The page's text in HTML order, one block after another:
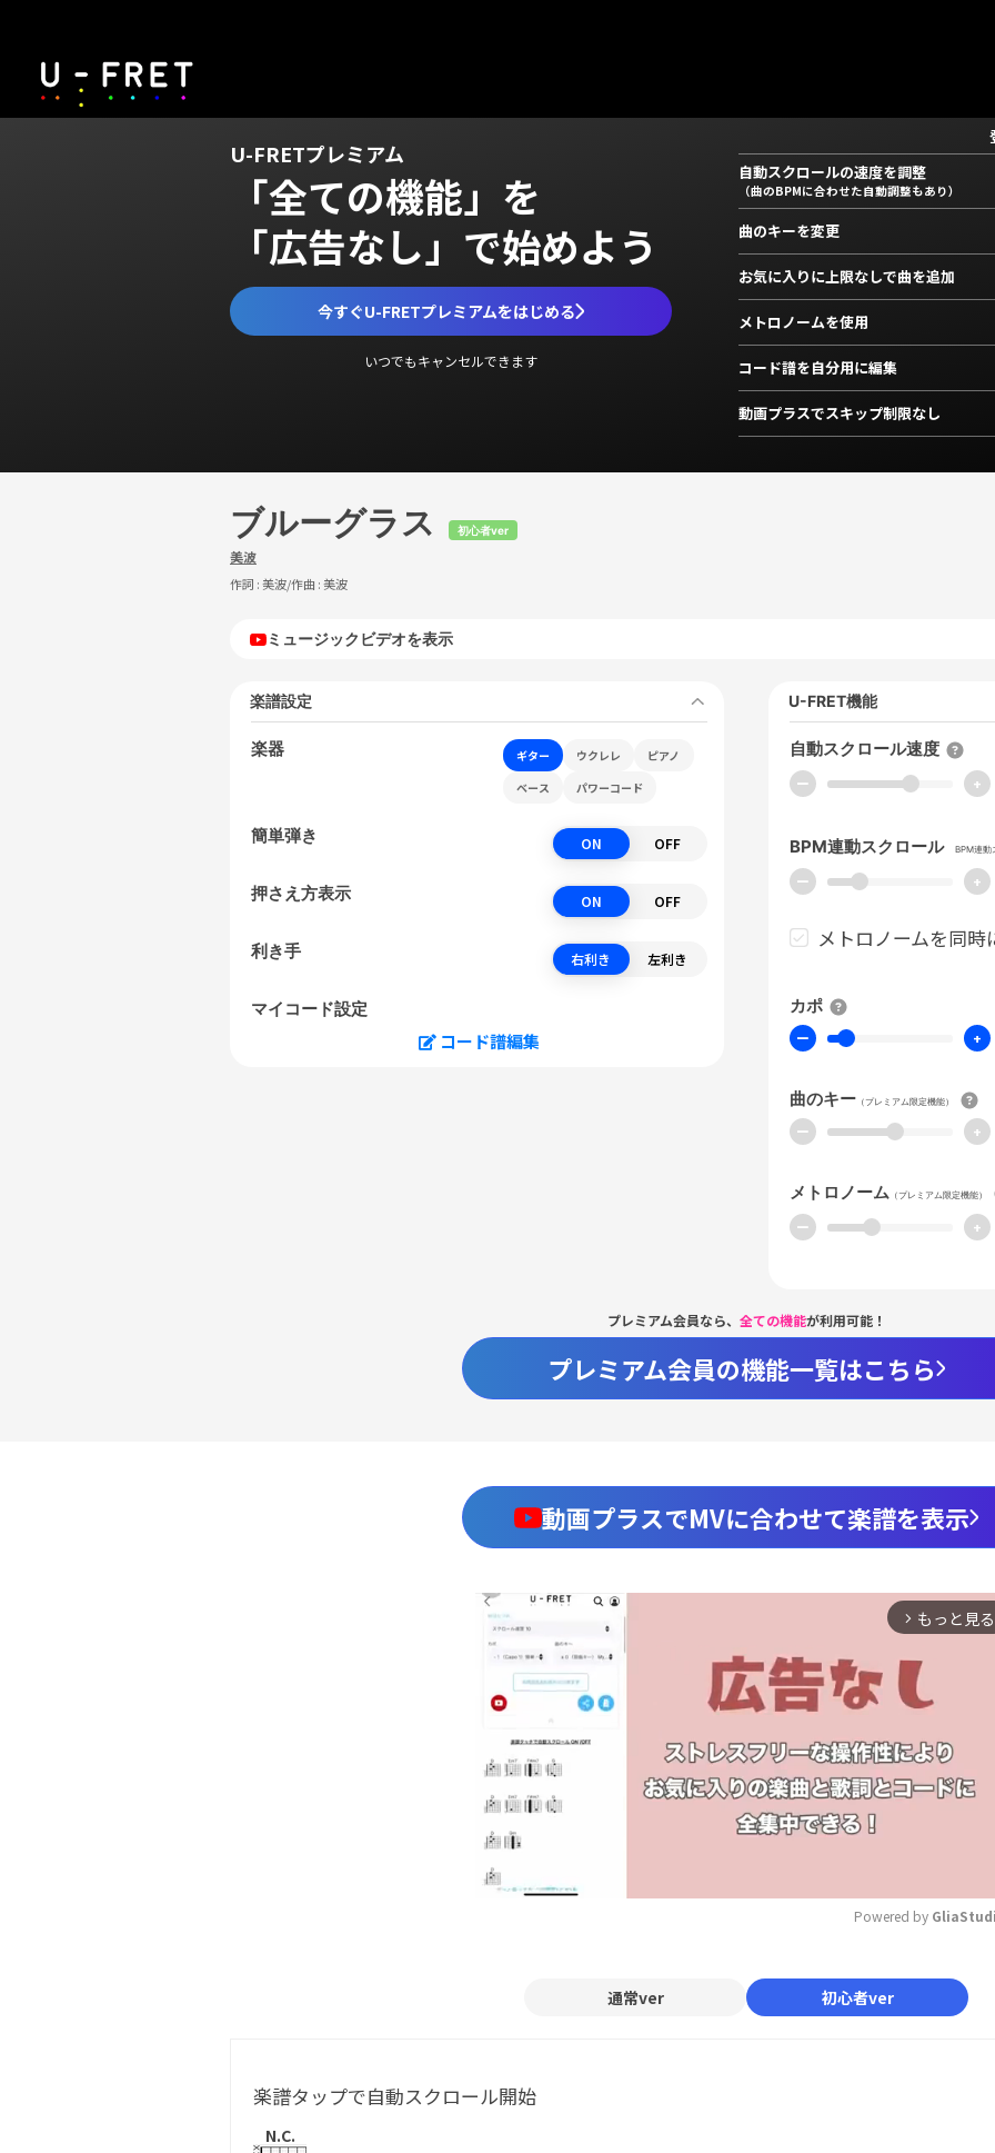
U-FRETプレミアム
「全ての機能」を
「広告なし」で始めよう
今すぐU-FRETプレミアムをはじめる
いつでもキャンセルできます
自動スクロールの速度を調整
（曲のBPMに合わせた自動調整もあり）
曲のキーを変更
お気に入りに上限なしで曲を追加
メトロノームを使用
コード譜を自分用に編集
動画プラスでスキップ制限なし
ブルーグラス 初心者ver
美波
作詞 :美波/作曲 :美波
ミュージックビデオを表示
楽譜設定
楽器 ギター ウクレレ
ピアノ
ベース
パワーコード
簡単弾き ON OFF
押さえ方表示 ON OFF
利き手 右利き 左利き
マイコード設定
コード譜編集
U-FRET機能
自動スクロール速度
ー +
BPM連動スクロール BPM連動
ー +
メトロノームを同時
カポ
ー +
曲のキー （プレミアム限定機能）
ー +
メトロノーム （プレミアム限定機能）
ー +
プレミアム会員なら、 全ての機能が利用可能！
プレミアム会員の機能一覧はこちら
動画プラスでMVに合わせて楽譜を表示
arrow_forward_ios もっと見る
Mute
Powered by
通常ver 初心者ver
楽譜タップで自動スクロール開始
N.C.